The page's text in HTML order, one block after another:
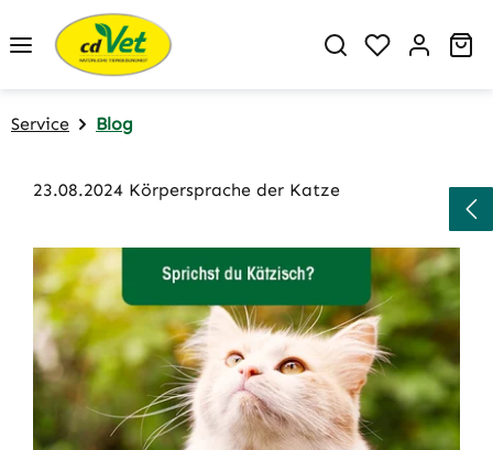
Zum Hauptinhalt springen
Du hast 0
Service Blog
23.08.2024 Körpersprache der Katze